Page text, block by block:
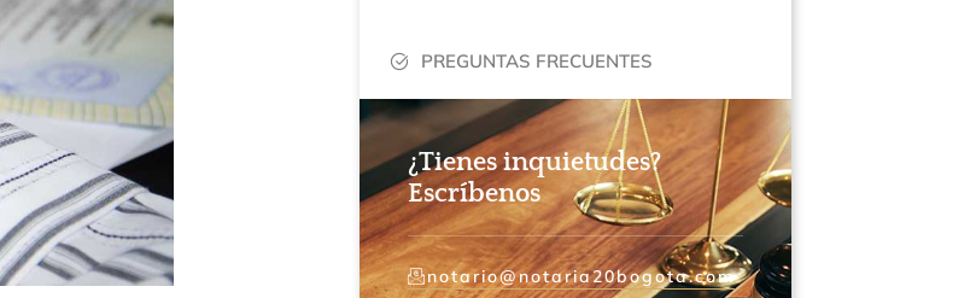
PREGUNTAS FRECUENTES
¿Tienes inquietudes?
Escríbenos
notario@notaria20bogota.com